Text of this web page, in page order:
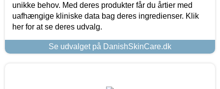
unikke behov. Med deres produkter får du årtier med
uafhængige kliniske data bag deres ingredienser. Klik
her for at se deres udvalg.
Se udvalget på DanishSkinCare.dk